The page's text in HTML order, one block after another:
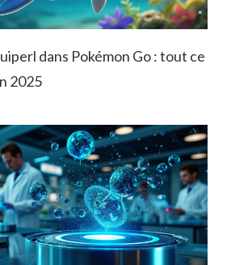
dans Pokémon Go : tout ce
2025